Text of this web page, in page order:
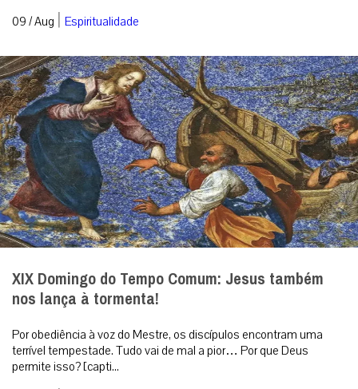
09 / Aug | Espiritualidade
XIX Domingo do Tempo Comum: Jesus também
nos lança à tormenta!
Por obediência à voz do Mestre, os discípulos encontram uma
terrível tempestade. Tudo vai de mal a pior… Por que Deus
permite isso? [capti...